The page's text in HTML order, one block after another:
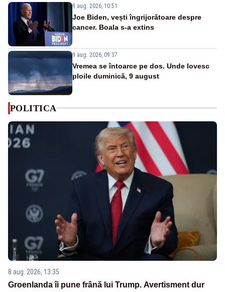
9 aug. 2026, 10:51
Joe Biden, vești îngrijorătoare despre
cancer. Boala s-a extins
9 aug. 2026, 09:37
Vremea se întoarce pe dos. Unde lovesc
ploile duminică, 9 august
POLITICA
8 aug. 2026, 13:35
Groenlanda îi pune frână lui Trump. Avertisment dur